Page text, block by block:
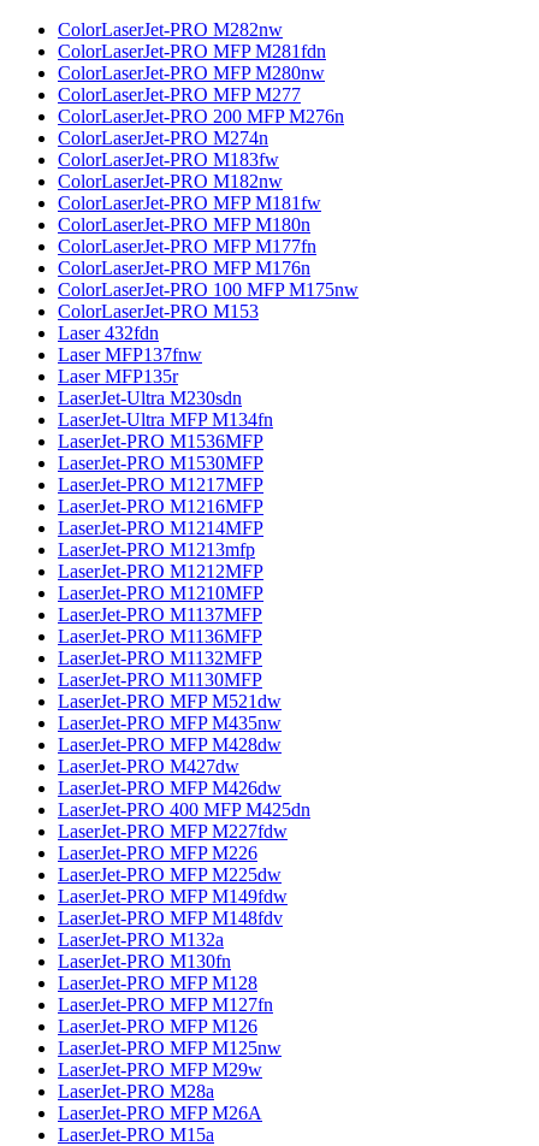
ColorLaserJet-PRO M282nw
ColorLaserJet-PRO MFP M281fdn
ColorLaserJet-PRO MFP M280nw
ColorLaserJet-PRO MFP M277
ColorLaserJet-PRO 200 MFP M276n
ColorLaserJet-PRO M274n
ColorLaserJet-PRO M183fw
ColorLaserJet-PRO M182nw
ColorLaserJet-PRO MFP M181fw
ColorLaserJet-PRO MFP M180n
ColorLaserJet-PRO MFP M177fn
ColorLaserJet-PRO MFP M176n
ColorLaserJet-PRO 100 MFP M175nw
ColorLaserJet-PRO M153
Laser 432fdn
Laser MFP137fnw
Laser MFP135r
LaserJet-Ultra M230sdn
LaserJet-Ultra MFP M134fn
LaserJet-PRO M1536MFP
LaserJet-PRO M1530MFP
LaserJet-PRO M1217MFP
LaserJet-PRO M1216MFP
LaserJet-PRO M1214MFP
LaserJet-PRO M1213mfp
LaserJet-PRO M1212MFP
LaserJet-PRO M1210MFP
LaserJet-PRO M1137MFP
LaserJet-PRO M1136MFP
LaserJet-PRO M1132MFP
LaserJet-PRO M1130MFP
LaserJet-PRO MFP M521dw
LaserJet-PRO MFP M435nw
LaserJet-PRO MFP M428dw
LaserJet-PRO M427dw
LaserJet-PRO MFP M426dw
LaserJet-PRO 400 MFP M425dn
LaserJet-PRO MFP M227fdw
LaserJet-PRO MFP M226
LaserJet-PRO MFP M225dw
LaserJet-PRO MFP M149fdw
LaserJet-PRO MFP M148fdv
LaserJet-PRO M132a
LaserJet-PRO M130fn
LaserJet-PRO MFP M128
LaserJet-PRO MFP M127fn
LaserJet-PRO MFP M126
LaserJet-PRO MFP M125nw
LaserJet-PRO MFP M29w
LaserJet-PRO M28a
LaserJet-PRO MFP M26A
LaserJet-PRO M15a